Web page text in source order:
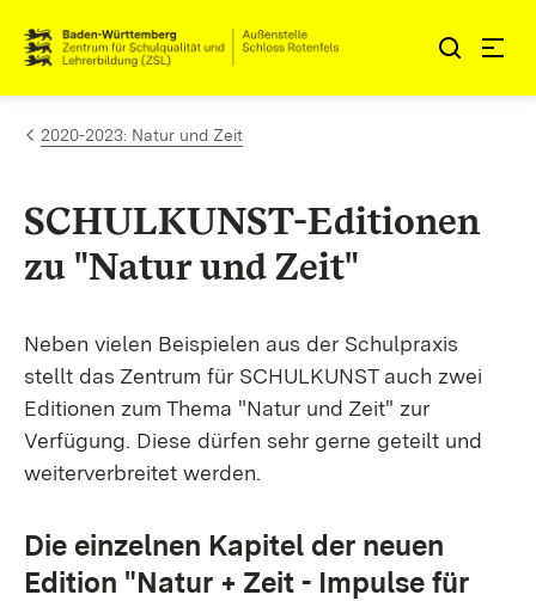
Zum Inhalt springen
Link zur Startseite
2020-2023: Natur und Zeit
SCHULKUNST-Editionen
zu "Natur und Zeit"
Neben vielen Beispielen aus der Schulpraxis
stellt das Zentrum für SCHULKUNST auch zwei
Editionen zum Thema "Natur und Zeit" zur
Verfügung. Diese dürfen sehr gerne geteilt und
weiterverbreitet werden.
Die einzelnen Kapitel der neuen
Edition "Natur + Zeit - Impulse für